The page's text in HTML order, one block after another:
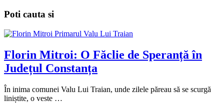
Poti cauta si
Florin Mitroi: O Făclie de Speranță în
Județul Constanța
În inima comunei Valu Lui Traian, unde zilele păreau să se scurgă
liniștite, o veste …